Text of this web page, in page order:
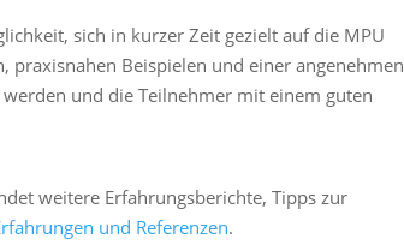
sich in kurzer Zeit gezielt auf die MPU
Beispielen und einer angenehmen
und die Teilnehmer mit einem guten
weitere Erfahrungsberichte, Tipps zur
und Referenzen.